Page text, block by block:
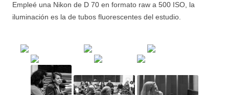
Empleé una Nikon de D 70 en formato raw a 500 ISO, la
iluminación es la de tubos fluorescentes del estudio.